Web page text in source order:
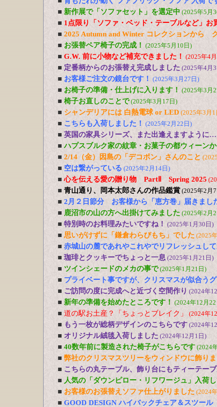
■ 新作展で「ソファセット」を選定中 (2025年5月
■ 1点限り「ソファ・ベッド・テーブルなど」お
■ 2025 Autumn and Winter コレクションから
■ お張替ペア椅子の完成！ (2025年5月10日)
■ G.W. 前に小物など補充できました！ (2025年4
■ 定番柄からのお張替え完成しました (2025年4月
■ お客様ご注文の鏡台です！ (2025年3月27日)
■ お椅子の準備・仕上げに入ります！ (2025年3月
■ 椅子お直しのことで(2025年3月17日)
■ シャンデリアには 白熱電球 or LED (2025年3月1
■ こちらも入荷しました！ (2025年2月22日)
■ 英国の家具シリーズ、また出逢えますように…
■ ハプスブルク家の紋章・お菓子の都ウィーン
■ 2/14（金）因島の「デコポン」さんのこと
■ 空は繋がっている (2025年2月14日)
■ 心を伝える愛の贈り物 PartⅡ Spring 2025
■ 青山通り、岡本太郎さんの作品鑑賞 (2025年2月
■ 2月２日節分 お客様から「恵方巻」届きまし
■ 鹿沼市の山の方へ出掛けてみました (2025年2月
■ 特別時のお料理みたいですね！ (2025年1月30日)
■ 思いがけずに「鎌倉わらびもち」でした (2025
■ 赤城山の麓であれやこれやでリフレッシュし
■ 珈琲とクッキーでちょっと一息 (2025年1月21日)
■ ツインシェードのメカの事で(2025年1月21日)
■ プライベート事ですが、クリスマスが似合う
■ ご訪問の度に完成へと近づく空間作り (2024年
■ 新年の準備を始めたところです！ (2024年12月
■ 道の駅お土産？「ちょっとブレイク」 (2024年
■ もう一枚が総柄デザインのこちらです (2024年
■ オリジナル絨毯入荷しました (2024年12月1日)
■ 40数年前に製造された椅子がこちらです (2024
■ 弊社のクリスマスツリーをウィンドウに飾り
■ こちらの丸テーブル、飾り台にもティーテー
■ 人気の「ダウンピロー・リフワージュ」入荷
■ お客様のお張替えソファ仕上がりました (2024
■ GOOD DESIGN ハイバックチェア＆スツー